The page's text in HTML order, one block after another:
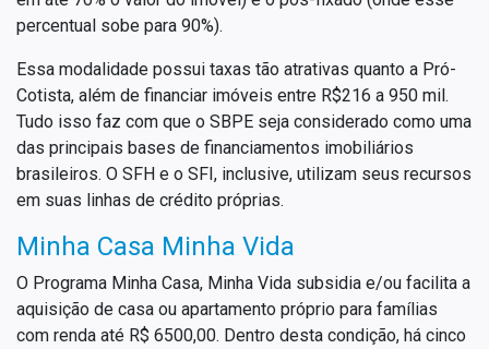
percentual sobe para 90%).
Essa modalidade possui taxas tão atrativas quanto a Pró-
Cotista, além de financiar imóveis entre R$216 a 950 mil.
Tudo isso faz com que o SBPE seja considerado como uma
das principais bases de financiamentos imobiliários
brasileiros. O SFH e o SFI, inclusive, utilizam seus recursos
em suas linhas de crédito próprias.
Minha Casa Minha Vida
O Programa Minha Casa, Minha Vida subsidia e/ou facilita a
aquisição de casa ou apartamento próprio para famílias
com renda até R$ 6500,00. Dentro desta condição, há cinco